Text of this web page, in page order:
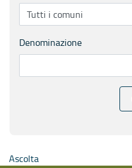
Denominazione
Ascolta